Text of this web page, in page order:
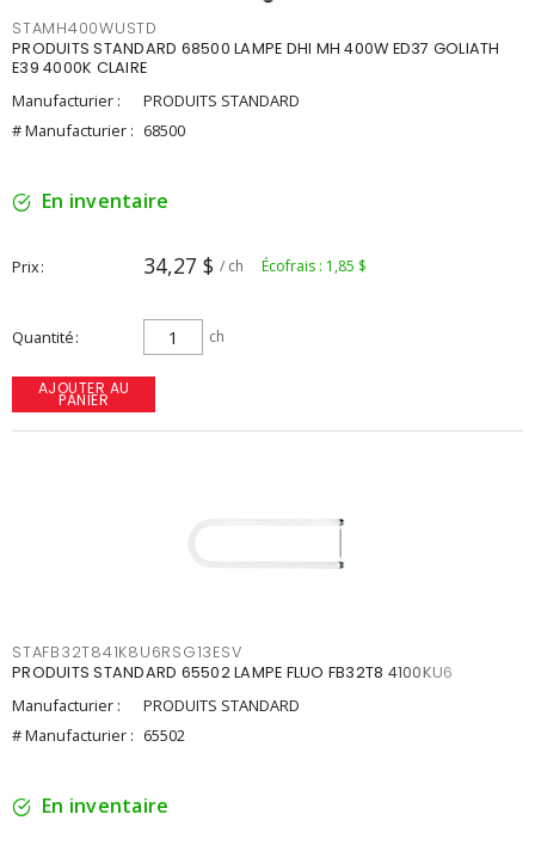
STAMH400WUSTD
PRODUITS STANDARD 68500 LAMPE DHI MH 400W ED37 GOLIATH
E39 4000K CLAIRE
Manufacturier :
PRODUITS STANDARD
# Manufacturier : 68500
En inventaire
Prix 34,27 $ / ch Écofrais : 1,85 $
Quantité ch
AJOUTER AU
PANIER
STAFB32T841K8U6RSG13ESV
PRODUITS STANDARD 65502 LAMPE FLUO FB32T8 4100KU6
Manufacturier :
PRODUITS STANDARD
# Manufacturier : 65502
En inventaire